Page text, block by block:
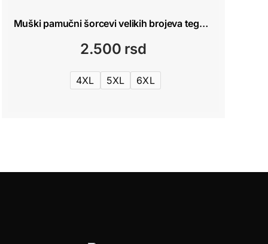
Muški pamučni šorcevi velikih brojeva teget Pine Peto 4XL–8XL
2.500 rsd
4XL 5XL 6XL